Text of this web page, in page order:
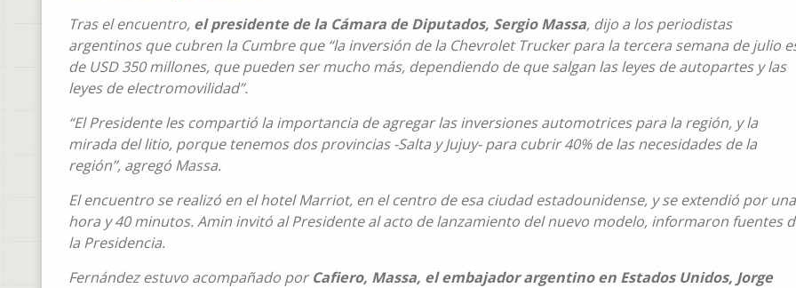
Tras el encuentro, el presidente de la Cámara de Diputados, Sergio Massa, dijo a los periodistas
argentinos que cubren la Cumbre que “la inversión de la Chevrolet Trucker para la tercera semana de julio
de USD 350 millones, que pueden ser mucho más, dependiendo de que salgan las leyes de autopartes y las
leyes de electromovilidad”.
“El Presidente les compartió la importancia de agregar las inversiones automotrices para la región, y la
mirada del litio, porque tenemos dos provincias -Salta y Jujuy- para cubrir 40% de las necesidades de la
región”, agregó Massa.
El encuentro se realizó en el hotel Marriot, en el centro de esa ciudad estadounidense, y se extendió por una
hora y 40 minutos. Amin invitó al Presidente al acto de lanzamiento del nuevo modelo, informaron fuentes
la Presidencia.
Fernández estuvo acompañado porCafiero, Massa, el embajador argentino en Estados Unidos, Jorge